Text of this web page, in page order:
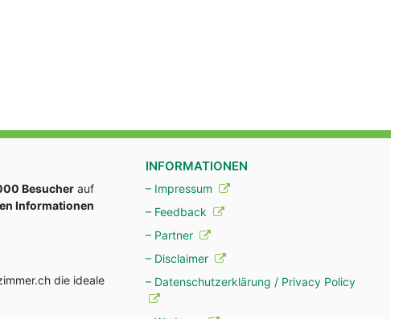
Besucher auf
Informationen
die ideale
INFORMATIONEN
– Impressum
– Feedback
– Partner
– Disclaimer
– Datenschutzerklärung / Privacy Policy